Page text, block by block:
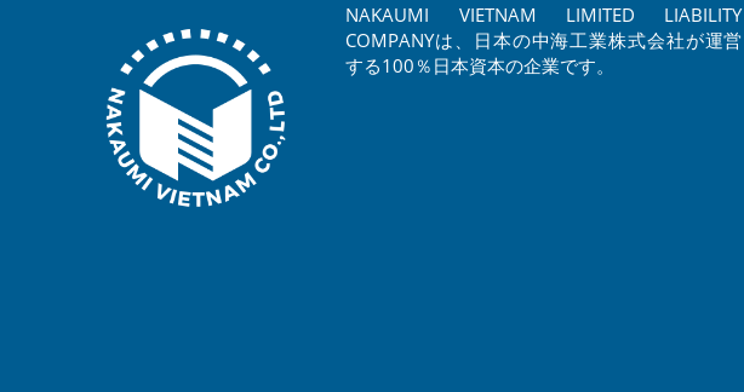
NAKAUMI VIETNAM LIMITED LIABILITY
COMPANYは、日本の中海工業株式会社が運営
する100％日本資本の企業です。